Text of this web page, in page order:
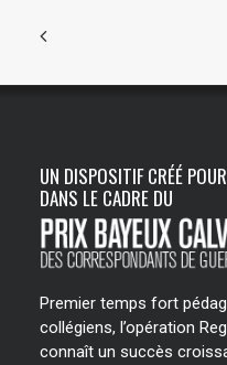
UN DISPOSITIF CRÉÉ
DANS LE CADRE DU
Premier temps fort
collégiens, l’opération
connaît un succès